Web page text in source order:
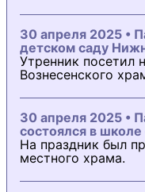
30 апреля 2025 •
детском саду
Утренник посетил
Вознесенского
30 апреля 2025 •
состоялся в
На праздник был
местного храма.